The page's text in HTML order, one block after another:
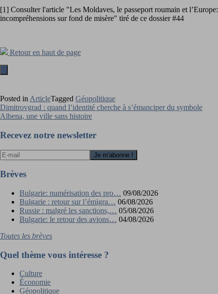
[1] Consulter l'article "Les Moldaves, le passeport roumain et l’Europe:
incompréhensions sur fond de misère" tiré de ce dossier #44
Retour en haut de page
Posted in ArticleTagged Géopolitique
Navigation
de
l’article
Dimitrovgrad : quand l’identité cherche à s’émanciper du symbole
Albena, une ville sans histoire
Recevez notre newsletter
Brèves
Bulgarie: numérisation des pro… 09/08/2026
Bulgarie : retour sur l’émigra… 06/08/2026
Russie : malgré les sanctions,… 05/08/2026
Bulgarie: le retour des avions… 04/08/2026
Toutes les brèves
Quel thème vous intéresse ?
Culture
Économie
Géopolitique